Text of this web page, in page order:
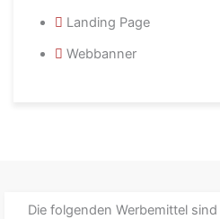
Landing Page
Webbanner
Die folgenden Werbemittel